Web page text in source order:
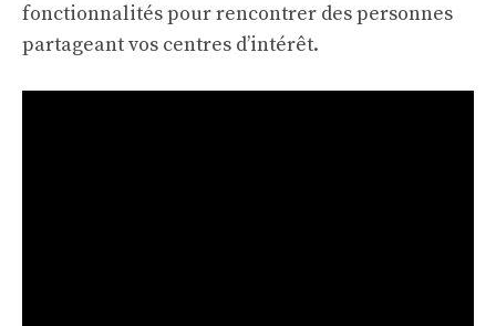
fonctionnalités pour rencontrer des personnes
partageant vos centres d’intérêt.